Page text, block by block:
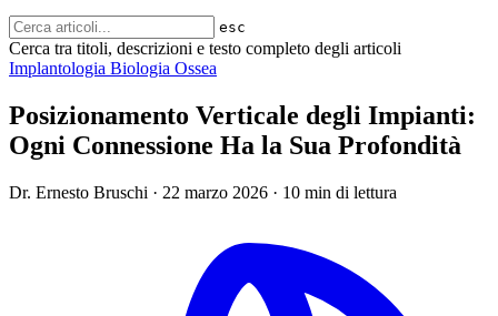
esc
Cerca tra titoli, descrizioni e testo completo degli articoli
Implantologia Biologia Ossea
Posizionamento Verticale degli Impianti:
Ogni Connessione Ha la Sua Profondità
Dr. Ernesto Bruschi · 22 marzo 2026 · 10 min di lettura